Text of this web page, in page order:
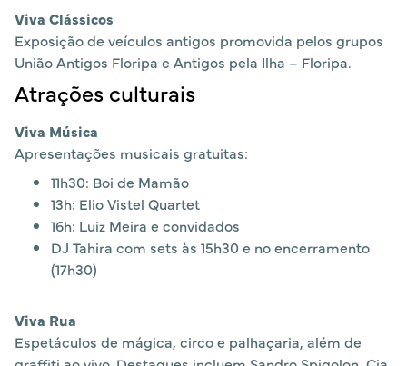
Viva Clássicos
Exposição de veículos antigos promovida pelos grupos
União Antigos Floripa e Antigos pela Ilha – Floripa.
Atrações culturais
Viva Música
Apresentações musicais gratuitas:
11h30: Boi de Mamão
13h: Elio Vistel Quartet
16h: Luiz Meira e convidados
DJ Tahira com sets às 15h30 e no encerramento
(17h30)
Viva Rua
Espetáculos de mágica, circo e palhaçaria, além de